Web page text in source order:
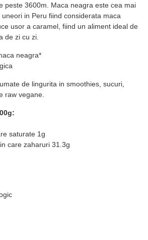
peste 3600m. Maca neagra este cea mai
in Peru fiind considerata maca
usor a caramel, fiind un aliment ideal de
de zi cu zi.
neagra*
de lingurita in smoothies, sucuri,
raw vegane.
saturate 1g
care zaharuri 31.3g